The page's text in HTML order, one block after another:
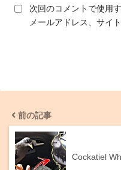
次回のコメントで使用
メールアドレス、サイ
前の記事
Cockatiel